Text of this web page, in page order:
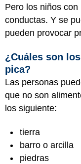
Pero los niños
conductas. Y se
pueden provocar
¿Cuáles son
pica?
Las personas
que no son
los siguiente:
tierra
barro o arcilla
piedras